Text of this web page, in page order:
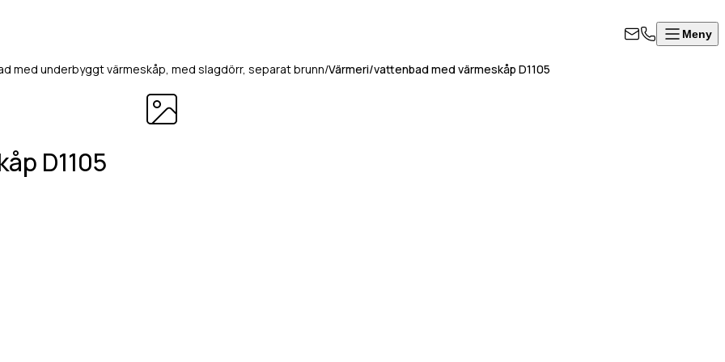
Meny
med underbyggt värmeskåp, med slagdörr, separat brunn/Värmeri/vattenbad med värmeskåp D1105
D1105